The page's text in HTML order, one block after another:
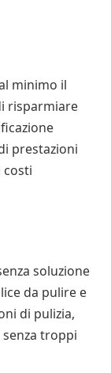
minimo il
risparmiare
prestazioni
costi
soluzione
da pulire e
di pulizia,
troppi